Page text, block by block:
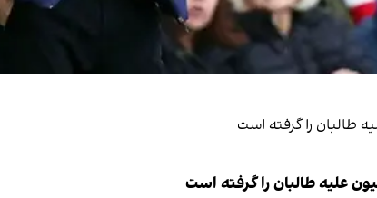
علیه طالبان را گرفته است